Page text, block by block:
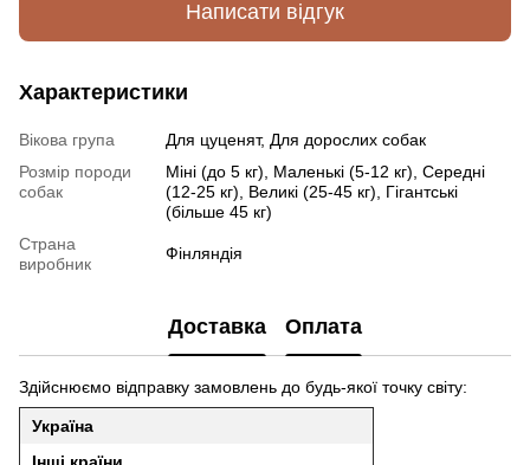
Написати відгук
Характеристики
Вікова група
Для цуценят, Для дорослих собак
Розмір породи
собак
Міні (до 5 кг), Маленькі (5-12 кг), Середні
(12-25 кг), Великі (25-45 кг), Гігантські
(більше 45 кг)
Страна
виробник
Фінляндія
Доставка Оплата
Здійснюємо відправку замовлень до будь-якої точку світу:
Україна
Інші країни